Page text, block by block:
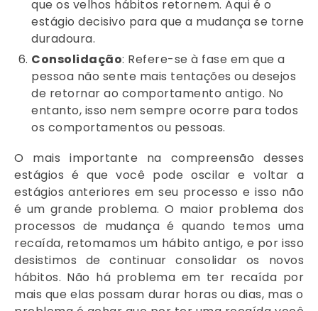
que os velhos hábitos retornem. Aqui é o
estágio decisivo para que a mudança se torne
duradoura.
Consolidação: Refere-se à fase em que a
pessoa não sente mais tentações ou desejos
de retornar ao comportamento antigo. No
entanto, isso nem sempre ocorre para todos
os comportamentos ou pessoas.
O mais importante na compreensão desses
estágios é que você pode oscilar e voltar a
estágios anteriores em seu processo e isso não
é um grande problema. O maior problema dos
processos de mudança é quando temos uma
recaída, retomamos um hábito antigo, e por isso
desistimos de continuar consolidar os novos
hábitos. Não há problema em ter recaída por
mais que elas possam durar horas ou dias, mas o